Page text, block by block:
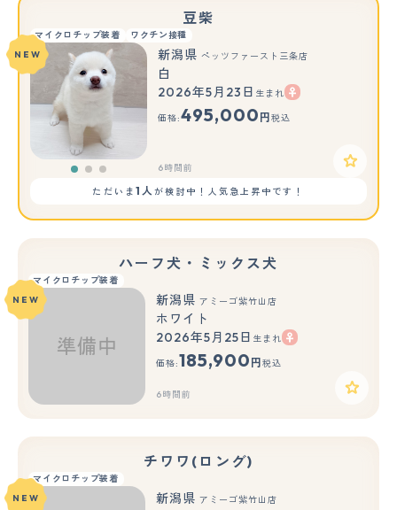
豆柴
マイクロチップ装着 ワクチン接種
もっと見る
NEW 新潟県 ペッツファースト三条店
白
2026年5月23日 生まれ
価格:495,000 円 税込
6時間前
ただいま 1人が検討中！人気急上昇中です！
ハーフ犬・ミックス犬
マイクロチップ装着
NEW
新潟県 アミーゴ紫竹山店
ホワイト
2026年5月25日 生まれ
価格:185,900 円 税込
6時間前
チワワ(ロング)
マイクロチップ装着
NEW
新潟県 アミーゴ紫竹山店